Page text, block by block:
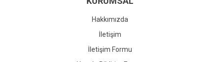
Hakkımızda
İletişim
İletişim Formu